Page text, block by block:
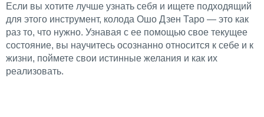
Если вы хотите лучше узнать себя и ищете подходящий
для этого инструмент, колода Ошо Дзен Таро — это как
раз то, что нужно. Узнавая с ее помощью свое текущее
состояние, вы научитесь осознанно относится к себе и к
жизни, поймете свои истинные желания и как их
реализовать.